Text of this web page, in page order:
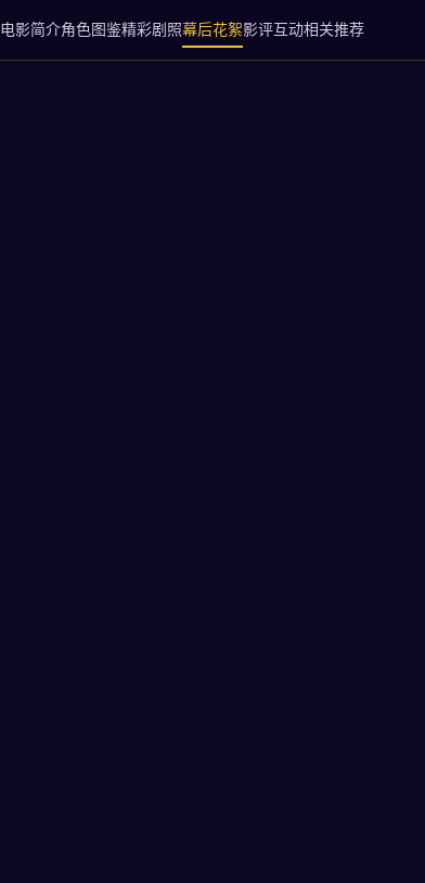
电影简介角色图鉴精彩剧照幕后花絮影评互动相关推荐